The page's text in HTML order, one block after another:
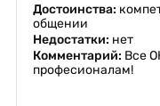
Достоинства:
общении
Недостатки: нет
Комментарий: Все
професионалам!